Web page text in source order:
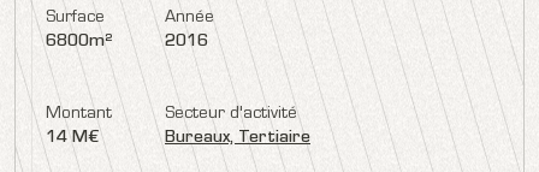
Surface
6800m²
Montant
14 M€
Année
2016
Secteur d'activité
Bureaux, Tertiaire